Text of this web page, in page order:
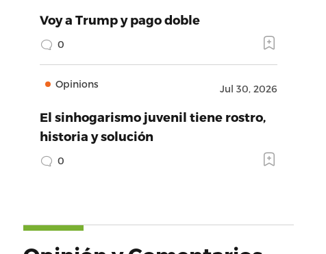
Voy a Trump y pago doble
0
Opinions Jul 30, 2026
El sinhogarismo juvenil tiene rostro,
historia y solución
0